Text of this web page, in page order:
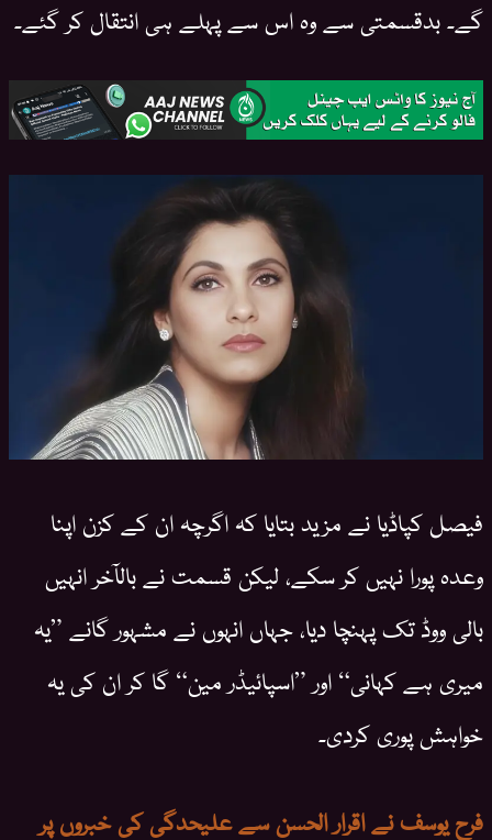
گے۔ بدقسمتی سے وہ اس سے پہلے ہی انتقال کر گئے۔
فیصل کپاڈیا نے مزید بتایا کہ اگرچہ ان کے کزن اپنا
وعدہ پورا نہیں کر سکے، لیکن قسمت نے بالآخر انہیں
بالی ووڈ تک پہنچا دیا، جہاں انہوں نے مشہور گانے ”یہ
میری ہے کہانی“ اور ”اسپائیڈر مین“ گا کر ان کی یہ
خواہش پوری کردی۔
فرح یوسف نے اقرار الحسن سے علیحدگی کی خبروں پر